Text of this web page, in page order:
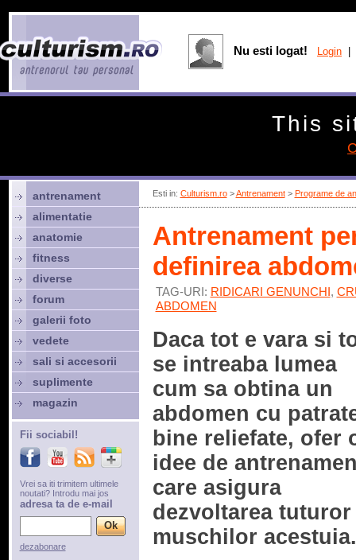
Esti in: Culturism.ro>Antrenament> Programe de
Antrenament
definirea
TAG-URI: RIDICARI GENUNCHI,
ABDOMEN
Daca tot e vara si
se intreaba lumea
cum sa obtina un
abdomen cu
bine reliefate, ofer
idee de
care asigura
dezvoltarea tuturor
muschilor acestuia.
antrenament
alimentatie
anatomie
fitness
diverse
forum
galerii foto
vedete
sali si accesorii
suplimente
magazin
Fii sociabil!
Vrei sa iti trimitem ultimele
noutati? Introdu mai jos
adresa ta de e-mail
dezabonare
Nu esti logat! Login
This